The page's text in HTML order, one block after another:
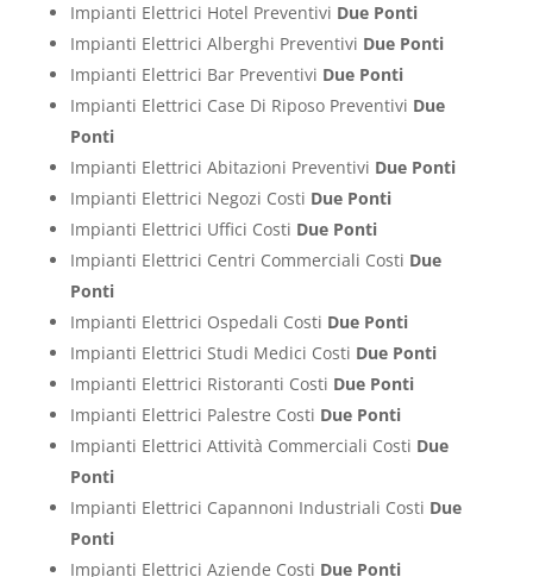
Impianti Elettrici Hotel Preventivi Due Ponti
Impianti Elettrici Alberghi Preventivi Due Ponti
Impianti Elettrici Bar Preventivi Due Ponti
Impianti Elettrici Case Di Riposo Preventivi Due
Ponti
Impianti Elettrici Abitazioni Preventivi Due Ponti
Impianti Elettrici Negozi Costi Due Ponti
Impianti Elettrici Uffici Costi Due Ponti
Impianti Elettrici Centri Commerciali Costi Due
Ponti
Impianti Elettrici Ospedali Costi Due Ponti
Impianti Elettrici Studi Medici Costi Due Ponti
Impianti Elettrici Ristoranti Costi Due Ponti
Impianti Elettrici Palestre Costi Due Ponti
Impianti Elettrici Attività Commerciali Costi Due
Ponti
Impianti Elettrici Capannoni Industriali Costi Due
Ponti
Impianti Elettrici Aziende Costi Due Ponti